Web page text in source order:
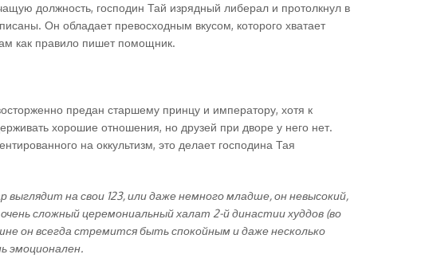
должность, господин Тай изрядный либерал и протолкнул в
Он обладает превосходным вкусом, которого хватает
как правило пишет помощник.
предан старшему принцу и императору, хотя к
хорошие отношения, но друзей при дворе у него нет.
на оккультизм, это делает господина Тая
выглядит на свои 123, или даже немного младше, он невысокий,
сложный церемониальный халат 2-й династии худдов (во
он всегда стремится быть спокойным и даже несколько
эмоционален.